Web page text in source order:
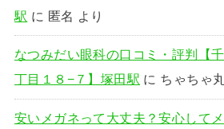
駅 に 匿名 より
なつみだい眼科の口コミ・評判【
丁目１８−７】塚田駅 に ちゃちゃ
安いメガネって大丈夫？安心して